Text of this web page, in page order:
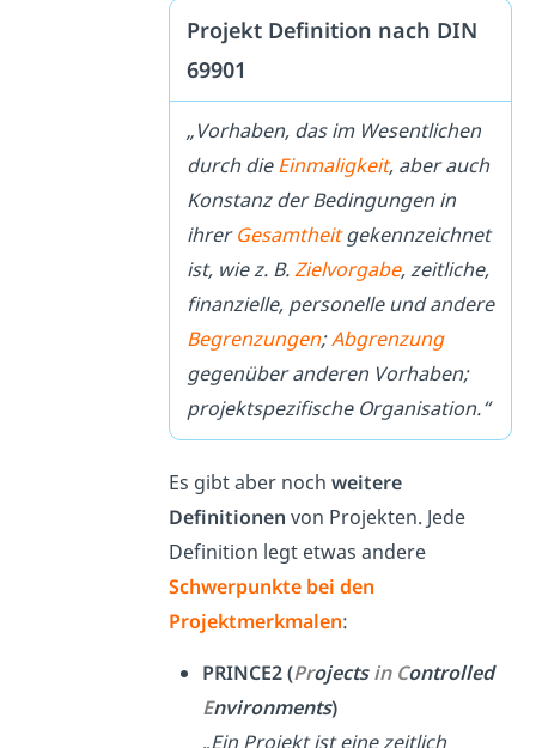
Projekt Definition nach DIN
69901
„Vorhaben, das im Wesentlichen
durch dieEinmaligkeit, aber auch
Konstanz der Bedingungen in
ihrerGesamtheitgekennzeichnet
ist, wie z. B.Zielvorgabe, zeitliche,
finanzielle, personelle und andere
Begrenzungen;Abgrenzung
gegenüber anderen Vorhaben;
projektspezifische Organisation.“
Es gibt aber noch weitere
Definitionen von Projekten. Jede
Definition legt etwas andere
Schwerpunkte bei den
Projektmerkmalen:
PRINCE2 (Projectsin Controlled
Environments)
„Ein Projekt ist eine zeitlich